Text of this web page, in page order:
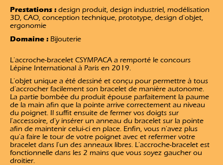
Prestations : design produit, design industriel, modélisation
3D, CAO, conception technique, prototype, design d'objet,
ergonomie
Domaine : Bijouterie
L'accroche-bracelet CSYMPACA a remporté le concours
Lépine International à Paris en 2019.
L'objet unique a été dessiné et conçu pour permettre à tous
d'accrocher facilement son bracelet de manière autonome.
La partie bombée du produit épouse parfaitement la paume
de la main afin que la pointe arrive correctement au niveau
du poignet. Il suffit ensuite de fermer vos doigts sur
l'accessoire, d'y insérer un anneau du bracelet sur la pointe
afin de maintenir celui-ci en place. Enfin, vous n'avez plus
qu'a faire le tour de votre poignet avec et refermer votre
bracelet dans l'un des anneaux libres. L'accroche-bracelet est
fonctionnelle dans les 2 mains que vous soyez gaucher ou
droitier.